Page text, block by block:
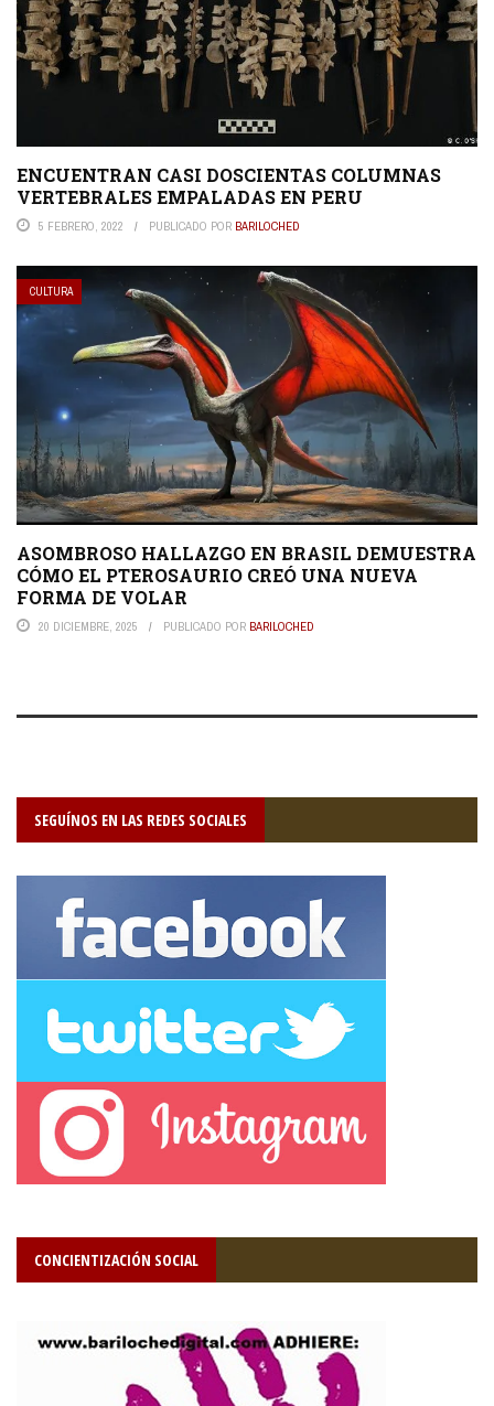
ENCUENTRAN CASI DOSCIENTAS COLUMNAS
VERTEBRALES EMPALADAS EN PERU
5 FEBRERO, 2022 PUBLICADO POR BARILOCHED
CULTURA
ASOMBROSO HALLAZGO EN BRASIL DEMUESTRA
CÓMO EL PTEROSAURIO CREÓ UNA NUEVA
FORMA DE VOLAR
20 DICIEMBRE, 2025 PUBLICADO POR BARILOCHED
SEGUÍNOS EN LAS REDES SOCIALES
CONCIENTIZACIÓN SOCIAL